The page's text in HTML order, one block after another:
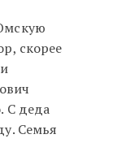
скорее
С деда
Семья